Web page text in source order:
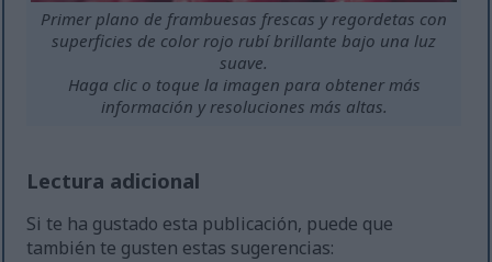
Primer plano de frambuesas frescas y regordetas con
superficies de color rojo rubí brillante bajo una luz
suave.
Haga clic o toque la imagen para obtener más
información y resoluciones más altas.
Lectura adicional
Si te ha gustado esta publicación, puede que
también te gusten estas sugerencias: